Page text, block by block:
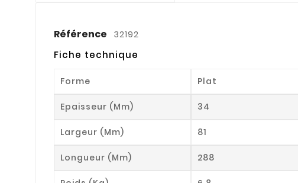
Référence 32192
Fiche technique
Forme Plat
Epaisseur (mm) 34
Largeur (mm) 81
Longueur (mm) 288